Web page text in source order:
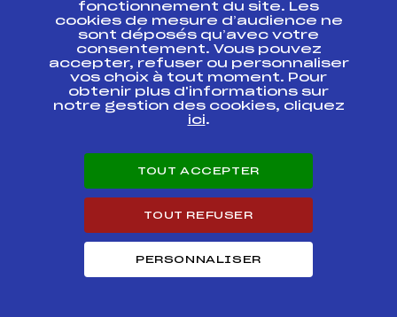
BNAM0051.FFS
SUBARU BIATHLON
CHALLENGE FFS
CADETS
FNAM0055.FFS
CHAMPIONNATS DE
FRANCE CADETS
FOND ETAPE 1
FFS
FRANCE CADETS
FOND ETAPE 1
SPRINT
FFS
FMJM0063
GRAND PRIX
Challenge
FFS
fonctionnement du site. Les
cookies de mesure d’audience ne
sont déposés qu’avec votre
consentement. Vous pouvez
accepter, refuser ou personnaliser
vos choix à tout moment. Pour
obtenir plus d'informations sur
notre gestion des cookies, cliquez
ici.
TOUT ACCEPTER
TOUT REFUSER
PERSONNALISER